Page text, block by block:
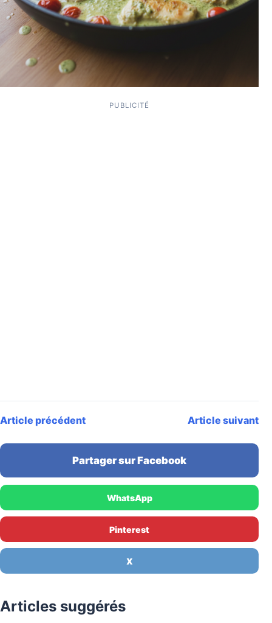
PUBLICITÉ
Article précédent Article suivant
Partager sur Facebook
WhatsApp
Pinterest
X
Articles suggérés